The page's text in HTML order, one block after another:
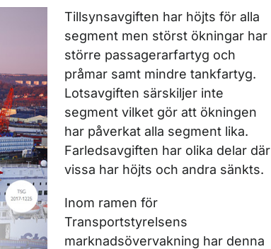
Tillsynsavgiften har höjts för alla
segment men störst ökningar har
större passagerarfartyg och
pråmar samt mindre tankfartyg.
Lotsavgiften särskiljer inte
segment vilket gör att ökningen
har påverkat alla segment lika.
Farledsavgiften har olika delar där
vissa har höjts och andra sänkts.
Inom ramen för
Transportstyrelsens
marknadsövervakning har denna